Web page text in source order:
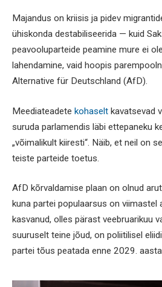
Majandus on kriisis ja pidev
ühiskonda destabiliseerida — kuid
peavooluparteide peamine mure ei
lahendamine, vaid hoopis
Alternative für Deutschland (AfD).
Meediateadete kohaselt kavatsevad
suruda parlamendis läbi ettepaneku
„võimalikult kiiresti“. Näib, et neil on
teiste parteide toetus.
AfD kõrvaldamise plaan on olnud
kuna partei populaarsus on viimastel
kasvanud, olles pärast veebruarikuu
suuruselt teine jõud, on poliitilisel
partei tõus peatada enne 2029. aasta